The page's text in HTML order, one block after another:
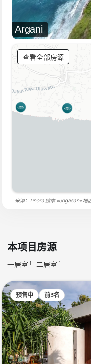
Argani
查看全部房源
来源：Tinora 独家 «Ungasan» 地
本项目房源
一居室 1 二居室 1
预售中 前3名